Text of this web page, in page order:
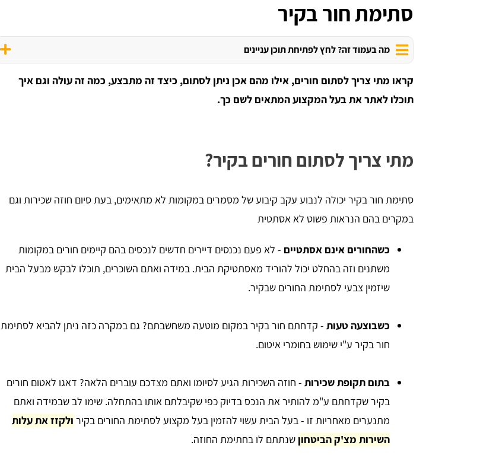
סתימת חור בקיר
מה בעמוד זה? לחץ לפתיחת תוכן עניינים
קראו מתי צריך לסתום חורים, אילו מהם אכן ניתן לסתום, כיצד זה מתבצע, כמה זה עולה וגם איך
תוכלו לאתר את בעל המקצוע המתאים לשם כך.
מתי צריך לסתום חורים בקיר?
סתימת חור בקיר יכולה לנבוע עקב קיבוע של מסמרים במקומות לא מתאימים, בעת סיום חוזה שכירות וגם
במקרים בהם הנראות פשוט לא אסתטית
כשהחורים אינם אסתטיים - לא פעם נכנסים דיירים חדשים לנכסים בהם קיימים חורים במקומות
משתנים וזה בהחלט יכול להוריד מאסתטיקת הבית. במידה ואתם השוכרים, תוכלו לבקש מבעל הבית
שיזמין צבעי לסתימת החורים שבקיר.
כשבוצעה טעות - קדחתם חור בקיר במקום מוטעה משחשבתם? גם במקרה כזה ניתן להביא לסתימת
חור בקיר ע"י שימוש בחומרי איטום.
בתום תקופת שכירות - חוזה השכירות הגיע לסיומו ואתם מצדכם עוברים הלאה? דאגו לאטום חורים
בקיר שקדחתם ע"מ להותיר את הנכס בדיוק כפי שקיבלתם אותו בהתחלה. שימו לב שבמידה ואתם
מתנערים מאחריות זו - בעל הבית עשוי להזמין בעל מקצוע לסתימת החורים בקיר ולקזז את עלות
השירות מצ'ק הביטחון שנתתם לו בחתימת החוזה.